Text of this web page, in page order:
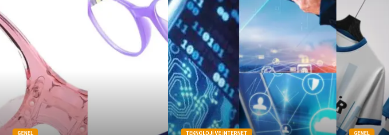
GENEL TEKNOLOJI VE İNTERNET GENEL